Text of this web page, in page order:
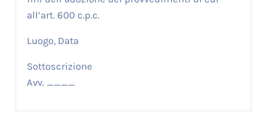
all’art. 600 c.p.c.
Luogo, Data
Sottoscrizione
Avv. ____